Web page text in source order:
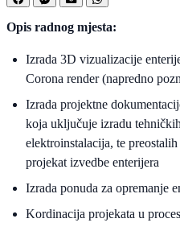
Opis radnog mjesta:
Izrada 3D vizualizacije
Corona render (napredno
Izrada projektne
koja uključuje izradu
elektroinstalacija, te
projekat izvedbe enterijera
Izrada ponuda za opremanje
Kordinacija projekata u